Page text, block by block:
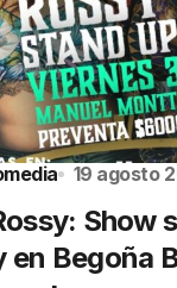
19 agosto
Show
en Begoña